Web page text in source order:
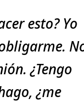
esto? Yo
¿Tengo
¿me